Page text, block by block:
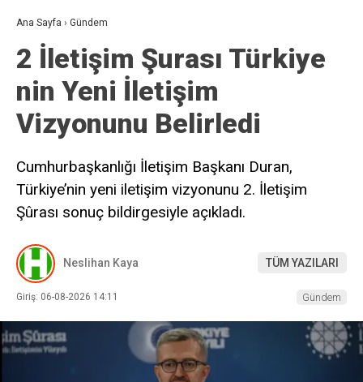
Ana Sayfa › Gündem
2 İletişim Şurası Türkiye
nin Yeni İletişim
Vizyonunu Belirledi
Cumhurbaşkanlığı İletişim Başkanı Duran,
Türkiye’nin yeni iletişim vizyonunu 2. İletişim
Şûrası sonuç bildirgesiyle açıkladı.
Neslihan Kaya TÜM YAZILARI
Giriş: 06-08-2026 14:11 Gündem